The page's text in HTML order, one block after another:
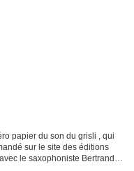
papier du son du grisli , qui
sur le site des éditions
le saxophoniste Bertrand